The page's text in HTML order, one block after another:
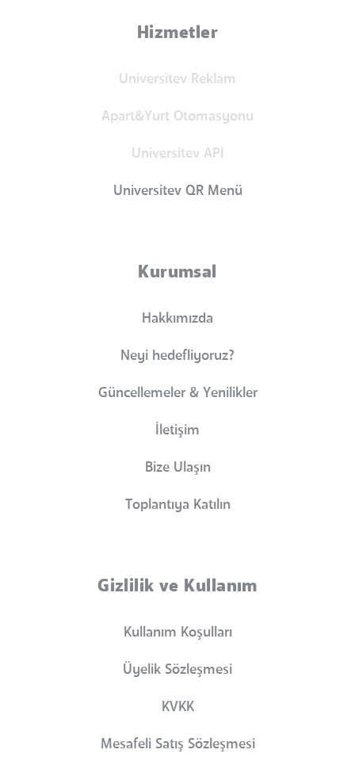
Hizmetler
Universitev Reklam
Apart&Yurt Otomasyonu
Universitev API
Universitev QR Menü
Kurumsal
Hakkımızda
Neyi hedefliyoruz?
Güncellemeler & Yenilikler
İletişim
Bize Ulaşın
Toplantıya Katılın
Gizlilik ve Kullanım
Kullanım Koşulları
Üyelik Sözleşmesi
KVKK
Mesafeli Satış Sözleşmesi